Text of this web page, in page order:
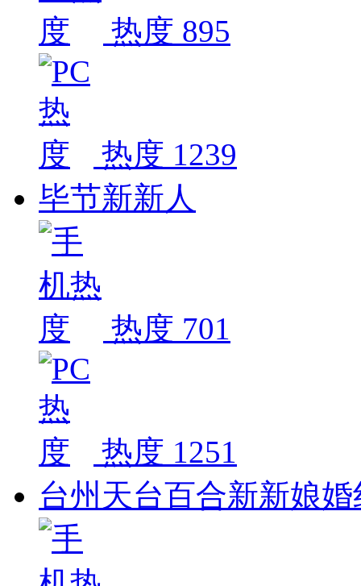
热度 895
热度 1239
毕节新新人
热度 701
热度 1251
台州天台百合新新娘